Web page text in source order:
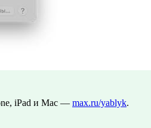
iPad и Mac — max.ru/yablyk.